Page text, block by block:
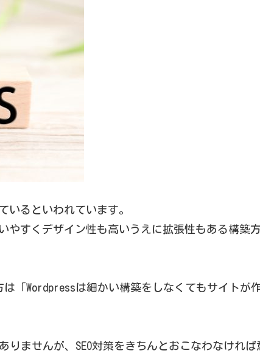
いるといわれています。
やすくデザイン性も高いうえに拡張性もある構築
「Wordpressは細かい構築をしなくてもサイトが
りませんが、SEO対策をきちんとおこなわなけれ